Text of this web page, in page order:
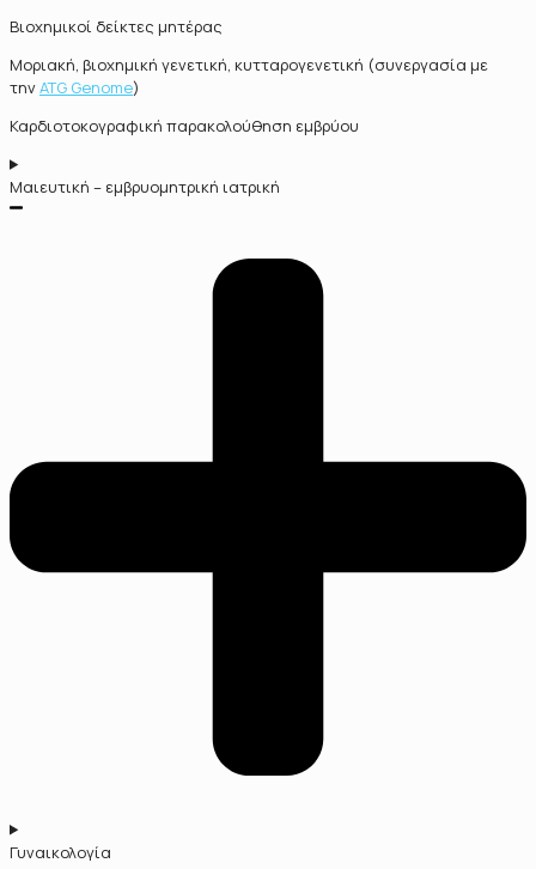
Βιοχημικοί δείκτες μητέρας
Μοριακή, βιοχημική γενετική, κυτταρογενετική (συνεργασία με
τηνATG Genome)
Καρδιοτοκογραφική παρακολούθηση εμβρύου
Μαιευτική – εμβρυομητρική ιατρική
Γυναικολογία